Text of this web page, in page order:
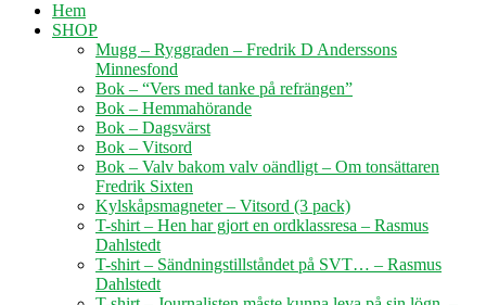
Hem
SHOP
Mugg – Ryggraden – Fredrik D Anderssons
Minnesfond
Bok – “Vers med tanke på refrängen”
Bok – Hemmahörande
Bok – Dagsvärst
Bok – Vitsord
Bok – Valv bakom valv oändligt – Om tonsättaren
Fredrik Sixten
Kylskåpsmagneter – Vitsord (3 pack)
T-shirt – Hen har gjort en ordklassresa – Rasmus
Dahlstedt
T-shirt – Sändningstillståndet på SVT… – Rasmus
Dahlstedt